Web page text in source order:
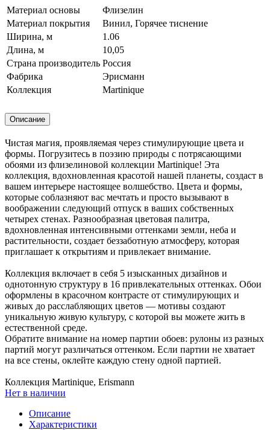
Материал основы
Флизелин
Материал покрытия
Винил, Горячее тиснение
Ширина, м
1.06
Длина, м
10,05
Страна производитель Россия
Фабрика
Эрисманн
Коллекция
Martinique
Описание
Чистая магия, проявляемая через стимулирующие цвета и
формы. Погрузитесь в поэзию природы с потрясающими
обоями из флизелиновой коллекции Martinique! Эта
коллекция, вдохновленная красотой нашей планеты, создаст в
вашем интерьере настоящее волшебство. Цвета и формы,
которые соблазняют вас мечтать и просто вызывают в
воображении следующий отпуск в ваших собственных
четырех стенах. Разнообразная цветовая палитра,
вдохновленная интенсивными оттенками земли, неба и
растительности, создает беззаботную атмосферу, которая
приглашает к открытиям и привлекает внимание.
Коллекция включает в себя 5 изысканных дизайнов и
однотонную структуру в 16 привлекательных оттенках. Обои
оформлены в красочном контрасте от стимулирующих и
живых до расслабляющих цветов — мотивы создают
уникальную живую культуру, с которой вы можете жить в
естественной среде.
Обратите внимание на номер партии обоев: рулоны из разных
партий могут различаться оттенком. Если партии не хватает
на все стены, оклейте каждую стену одной партией.
Коллекция Martinique, Erismann
Нет в наличии
Описание
Характеристики